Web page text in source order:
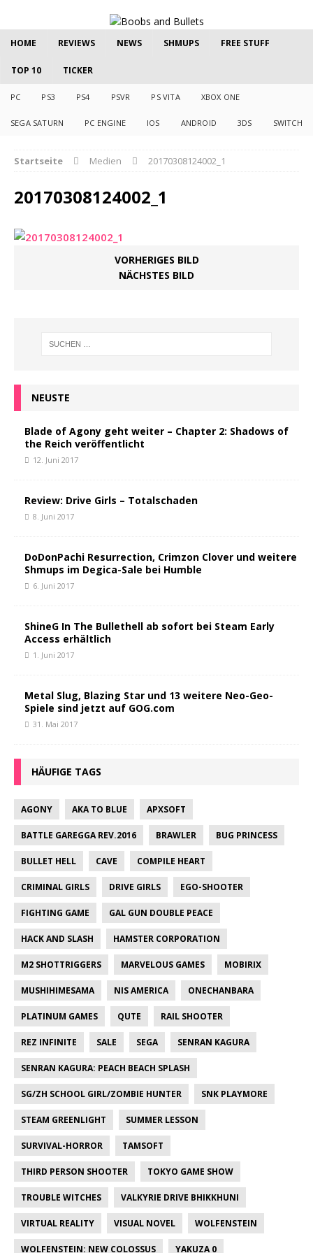
HOME REVIEWS NEWS SHMUPS FREE STUFF
TOP 10 TICKER
PC PS3 PS4 PSVR PS VITA XBOX ONE
SEGA SATURN PC ENGINE IOS ANDROID 3DS SWITCH
Startseite Medien 20170308124002_1
20170308124002_1
VORHERIGES BILD
NÄCHSTES BILD
NEUSTE
Blade of Agony geht weiter – Chapter 2: Shadows of
the Reich veröffentlicht
12. Juni 2017
Review: Drive Girls – Totalschaden
8. Juni 2017
DoDonPachi Resurrection, Crimzon Clover und weitere
Shmups im Degica-Sale bei Humble
6. Juni 2017
ShineG In The Bullethell ab sofort bei Steam Early
Access erhältlich
1. Juni 2017
Metal Slug, Blazing Star und 13 weitere Neo-Geo-
Spiele sind jetzt auf GOG.com
31. Mai 2017
HÄUFIGE TAGS
AGONY AKA TO BLUE APXSOFT
BATTLE GAREGGA REV.2016 BRAWLER BUG PRINCESS
BULLET HELL CAVE COMPILE HEART
CRIMINAL GIRLS DRIVE GIRLS EGO-SHOOTER
FIGHTING GAME GAL GUN DOUBLE PEACE
HACK AND SLASH HAMSTER CORPORATION
M2 SHOTTRIGGERS MARVELOUS GAMES MOBIRIX
MUSHIHIMESAMA NIS AMERICA ONECHANBARA
PLATINUM GAMES QUTE RAIL SHOOTER
REZ INFINITE SALE SEGA SENRAN KAGURA
SENRAN KAGURA: PEACH BEACH SPLASH
SG/ZH SCHOOL GIRL/ZOMBIE HUNTER SNK PLAYMORE
STEAM GREENLIGHT SUMMER LESSON
SURVIVAL-HORROR TAMSOFT
THIRD PERSON SHOOTER TOKYO GAME SHOW
TROUBLE WITCHES VALKYRIE DRIVE BHIKKHUNI
VIRTUAL REALITY VISUAL NOVEL WOLFENSTEIN
WOLFENSTEIN: NEW COLOSSUS YAKUZA 0